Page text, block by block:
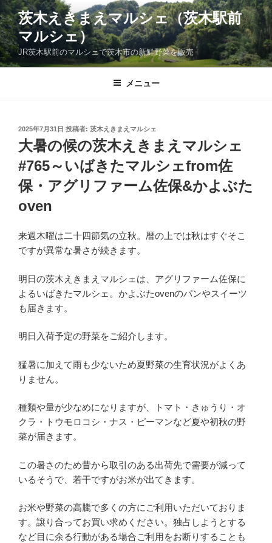
コ
ン
テ
ン
ツ
茨木えきまえマルシェ（茨木駅前
マルシェ）
JR茨木駅前のマルシェで茨木市の新鮮野菜を販売
メニュー
投
日:
2025年7月31日 投稿者: 茨木えきまえマルシェ
大暑の候の茨木えきまえマルシェ
#765～いばきたマルシェfrom佐
保・アグリファーム佐保&かよぶた
oven
来週木曜は二十四節気の立秋。暦の上では秋はすぐそこ
ですが異常な暑さが続きます。
明日の茨木えきまえマルシェは、アグリファーム佐保に
よるいばきたマルシェ。かよぶたovenのパンやスイーツ
も届きます。
明日入荷予定の野菜をご紹介します。
猛暑に加えて雨も少ないため夏野菜の生育状況がよくあ
りません。
種類や量が少なめになりますが、トマト・きゅうり・オ
クラ・トウモロコシ・ナス・ピーマンなど夏や初秋の野
菜が届きます。
この暑さのため昔から取引のある出荷先で需要が減って
いるそうで、若干ですがお米が出てきます。
お米や野菜の高騰で多くの方にご利用いただいておりま
す。譲り合ってお買い求めください。独占しようとする
など目に余る行動がある場合ご利用をお断りすることも